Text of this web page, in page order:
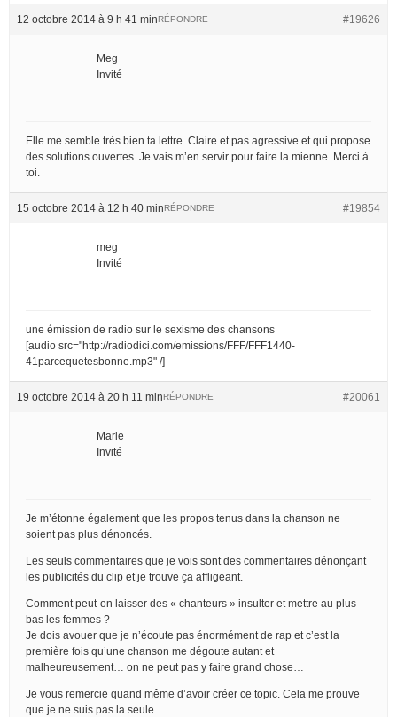
12 octobre 2014 à 9 h 41 min #19626
RÉPONDRE
Meg
Invité
Elle me semble très bien ta lettre. Claire et pas agressive et qui propose
des solutions ouvertes. Je vais m’en servir pour faire la mienne. Merci à
toi.
15 octobre 2014 à 12 h 40 min #19854
RÉPONDRE
meg
Invité
une émission de radio sur le sexisme des chansons
[audio src="http://radiodici.com/emissions/FFF/FFF1440-
41parcequetesbonne.mp3" /]
19 octobre 2014 à 20 h 11 min #20061
RÉPONDRE
Marie
Invité
Je m’étonne également que les propos tenus dans la chanson ne
soient pas plus dénoncés.
Les seuls commentaires que je vois sont des commentaires dénonçant
les publicités du clip et je trouve ça affligeant.
Comment peut-on laisser des « chanteurs » insulter et mettre au plus
bas les femmes ?
Je dois avouer que je n’écoute pas énormément de rap et c’est la
première fois qu’une chanson me dégoute autant et
malheureusement… on ne peut pas y faire grand chose…
Je vous remercie quand même d’avoir créer ce topic. Cela me prouve
que je ne suis pas la seule.